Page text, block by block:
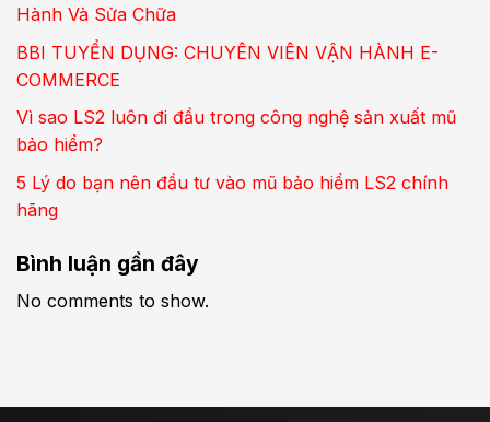
Hành Và Sửa Chữa
BBI TUYỂN DỤNG: CHUYÊN VIÊN VẬN HÀNH E-
COMMERCE
Vì sao LS2 luôn đi đầu trong công nghệ sản xuất mũ
bảo hiểm?
5 Lý do bạn nên đầu tư vào mũ bảo hiểm LS2 chính
hãng
Bình luận gần đây
No comments to show.